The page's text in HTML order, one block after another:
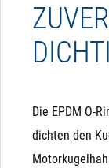
Die EPDM O-
dichten den